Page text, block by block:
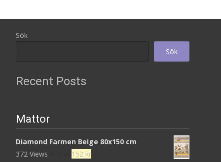
Sök
Sök
Recent Posts
Mattor
Diamond Farmen Beige 80x150 cm
372 Views
Det
152 krDet